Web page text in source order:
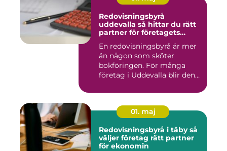
Redovisningsbyrå
uddevalla så hittar du rätt
partner för företagets
En redovisningsbyrå är mer
än någon som sköter
bokföringen. För många
företag i Uddevalla blir den
01. maj
Redovisningsbyrå i täby så
väljer företag rätt partner
för ekonomin